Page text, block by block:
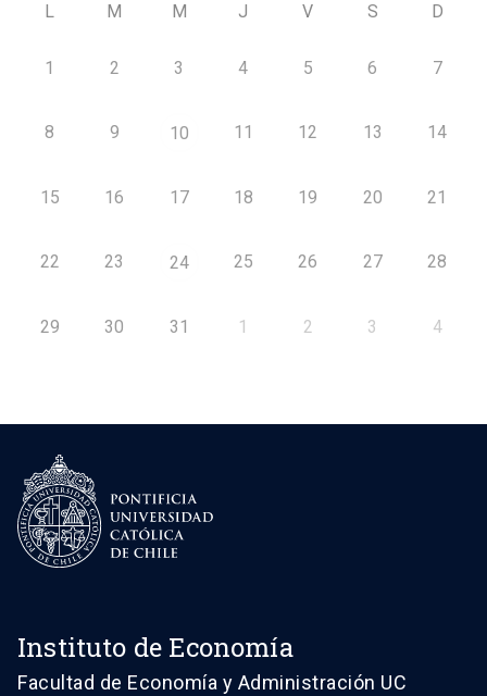
L M M J V S D
1 2 3 4 5 6 7
8 9 10 11 12 13 14
15 16 17 18 19 20 21
22 23 24 25 26 27 28
29 30 31 1 2 3 4
Instituto de Economía
Facultad de Economía y Administración UC